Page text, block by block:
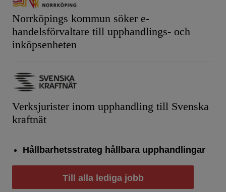
Norrköpings kommun söker e-
handelsförvaltare till upphandlings- och
inköpsenheten
Verksjurister inom upphandling till Svenska
kraftnät
Hållbarhetsstrateg hållbara upphandlingar
Till alla lediga jobb